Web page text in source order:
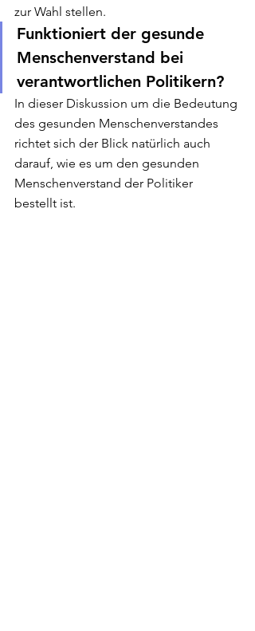
zur Wahl stellen.
Funktioniert der gesunde
Menschenverstand bei
verantwortlichen Politikern?
In dieser Diskussion um die Bedeutung
des gesunden Menschenverstandes
richtet sich der Blick natürlich auch
darauf, wie es um den gesunden
Menschenverstand der Politiker
bestellt ist.